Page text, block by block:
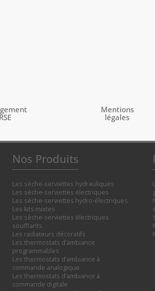
RSE
Mentions
légales
Nos Produits
Les sèche-serviettes hydrauliques
Les sèche-serviettes électriques
Les sèche-serviettes hydro-électriques
Les kits mixtes
Les sèche-serviettes électriques
soufflants
Les radiateurs décoratifs
Les thermostats d’ambiance
programmables
Les thermostats d’ambiance à
commande analogique
Les thermostats d’ambiance à
commande digitale